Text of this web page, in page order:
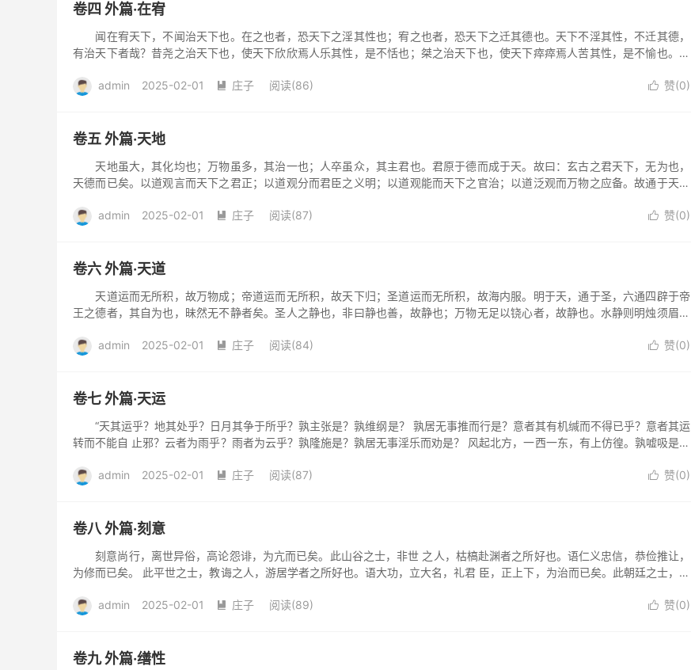
卷四 外篇·在宥
闻在宥天下，不闻治天下也。在之也者，恐天下之淫其性也；宥之也者，恐天下之迁其德也。天下不淫其性，不迁其德，
有治天下者哉？昔尧之治天下也，使天下欣欣焉人乐其性，是不恬也；桀之治天下也，使天下瘁瘁焉人苦其性，是不愉也。夫
 赞(0)
admin 2025-02-01  庄子 阅读(86)
卷五 外篇·天地
天地虽大，其化均也；万物虽多，其治一也；人卒虽众，其主君也。君原于德而成于天。故曰：玄古之君天下，无为也，
天德而已矣。以道观言而天下之君正；以道观分而君臣之义明；以道观能而天下之官治；以道泛观而万物之应备。故通于天地
 赞(0)
admin 2025-02-01  庄子 阅读(87)
卷六 外篇·天道
天道运而无所积，故万物成；帝道运而无所积，故天下归；圣道运而无所积，故海内服。明于天，通于圣，六通四辟于帝
王之德者，其自为也，昧然无不静者矣。圣人之静也，非曰静也善，故静也；万物无足以铙心者，故静也。水静则明烛须眉，
 赞(0)
admin 2025-02-01  庄子 阅读(84)
卷七 外篇·天运
“天其运乎？地其处乎？日月其争于所乎？孰主张是？孰维纲是？ 孰居无事推而行是？意者其有机缄而不得已乎？意者其运
转而不能自 止邪？云者为雨乎？雨者为云乎？孰隆施是？孰居无事淫乐而劝是？ 风起北方，一西一东，有上仿徨。孰嘘吸是？
 赞(0)
admin 2025-02-01  庄子 阅读(87)
卷八 外篇·刻意
刻意尚行，离世异俗，高论怨诽，为亢而已矣。此山谷之士，非世 之人，枯槁赴渊者之所好也。语仁义忠信，恭俭推让，
为修而已矣。 此平世之士，教诲之人，游居学者之所好也。语大功，立大名，礼君 臣，正上下，为治而已矣。此朝廷之士，尊
 赞(0)
admin 2025-02-01  庄子 阅读(89)
卷九 外篇·缮性